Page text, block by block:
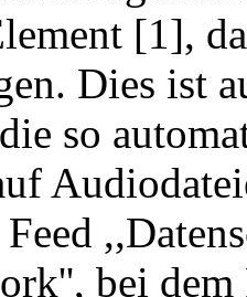
[1],
Dies ist
so
bei